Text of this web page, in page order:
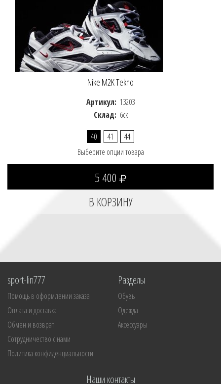
Nike M2K Tekno
Артикул: 13203
Склад: 6ск
40 41
44
Выберите опции товара
5 400
sport-lin777
Помощь в оформлении заказа
Оплата и доставка
Обмен и возврат
Сотрудничество с нами
Политика конфиденциальности
Разделы
Обувь
Одежда
Аксессуары
Наши контакты